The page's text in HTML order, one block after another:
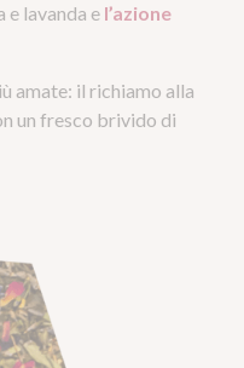
e lavanda e l’azione
amate: il richiamo alla
un fresco brivido di